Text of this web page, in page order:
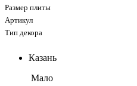
Размер плиты
Артикул
Тип декора
Казань
Мало